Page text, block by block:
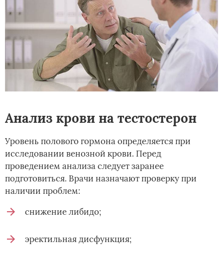
Анализ крови на тестостерон
Уровень полового гормона определяется при
исследовании венозной крови. Перед
проведением анализа следует заранее
подготовиться. Врачи назначают проверку при
наличии проблем:
снижение либидо;
эректильная дисфункция;